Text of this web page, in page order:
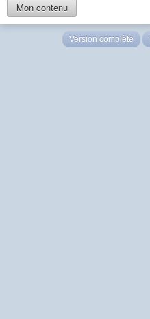
Mon contenu
Version complète